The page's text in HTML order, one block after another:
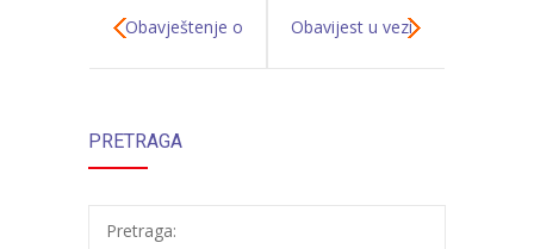
Za roditelje
-- Obavještenja za roditelje
Obavještenje o
pedagošku
Obavijest u vezi
PRETRAGA
Pretraga: